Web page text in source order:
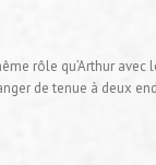
rôle qu’Arthur
de tenue à deux